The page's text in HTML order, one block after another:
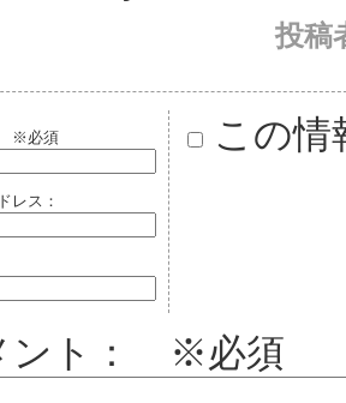
投稿
※必須
レス：
この情
ント： ※必須